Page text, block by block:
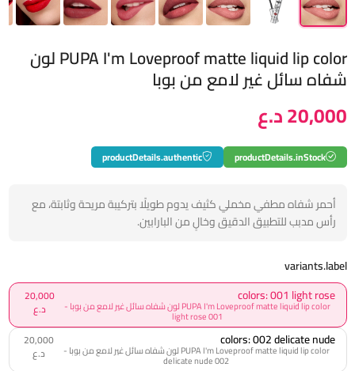
PUPA I'm Loveproof matte liquid lip color لون
شفاه سائل غير لامع من بوبا
20,000 د.ع
productDetails.inStock
productDetails.authentic
أحمر شفاه مطفي مخملي كثيف يدوم طويلًا بتركيبة مريحة وثابتة، مع
رأس مدبب للتطبيق الدقيق وخالٍ من البارابين.
variants.label
colors: 001 light rose
PUPA I'm Loveproof matte liquid lip color لون شفاه سائل غير لامع من بوبا -
001 light rose
20,000
د.ع
colors: 002 delicate nude
PUPA I'm Loveproof matte liquid lip color لون شفاه سائل غير لامع من بوبا -
002 delicate nude
20,000
د.ع